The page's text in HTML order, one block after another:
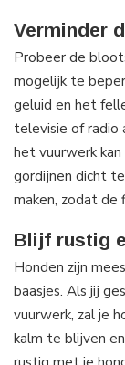
Verminder
Probeer de
mogelijk te
geluid en het
televisie of radio
het vuurwerk
gordijnen dicht
maken, zodat de
Blijf rustig
Honden zijn
baasjes. Als jij
vuurwerk, zal je
kalm te blijven